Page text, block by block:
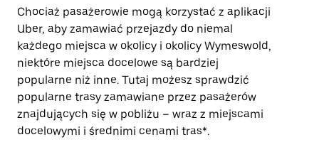
Chociaż pasażerowie mogą korzystać z aplikacji
Uber, aby zamawiać przejazdy do niemal
każdego miejsca w okolicy i okolicy Wymeswold,
niektóre miejsca docelowe są bardziej
popularne niż inne. Tutaj możesz sprawdzić
popularne trasy zamawiane przez pasażerów
znajdujących się w pobliżu – wraz z miejscami
docelowymi i średnimi cenami tras*.